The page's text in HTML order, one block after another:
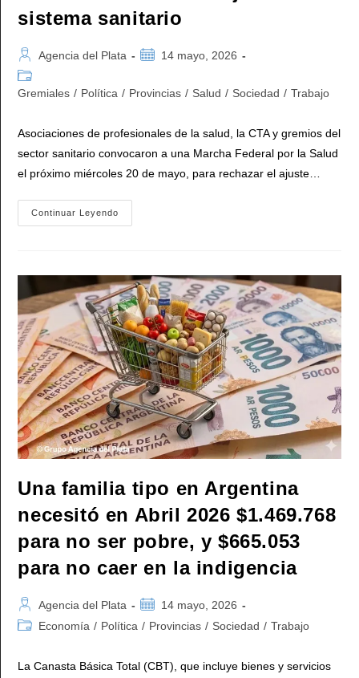
sistema sanitario
Autor
de
la
Agencia del Plata
Publicación
la
14 mayo, 2026
Categoría
de
entrada:
Gremiales / Política / Provincias / Salud / Sociedad / Trabajo
Asociaciones de profesionales de la salud, la CTA y gremios del
sector sanitario convocaron a una Marcha Federal por la Salud
el próximo miércoles 20 de mayo, para rechazar el ajuste…
Continuar Leyendo
A
La
Salud
Contra
El
Ajuste
En
El
Sistema
Sanitario
Una familia tipo en Argentina
necesitó en Abril 2026 $1.469.768
para no ser pobre, y $665.053
para no caer en la indigencia
Autor
de
Agencia del Plata
Publicación
de
14 mayo, 2026
Categoría
Economía / Política / Provincias / Sociedad / Trabajo
La Canasta Básica Total (CBT), que incluye bienes y servicios